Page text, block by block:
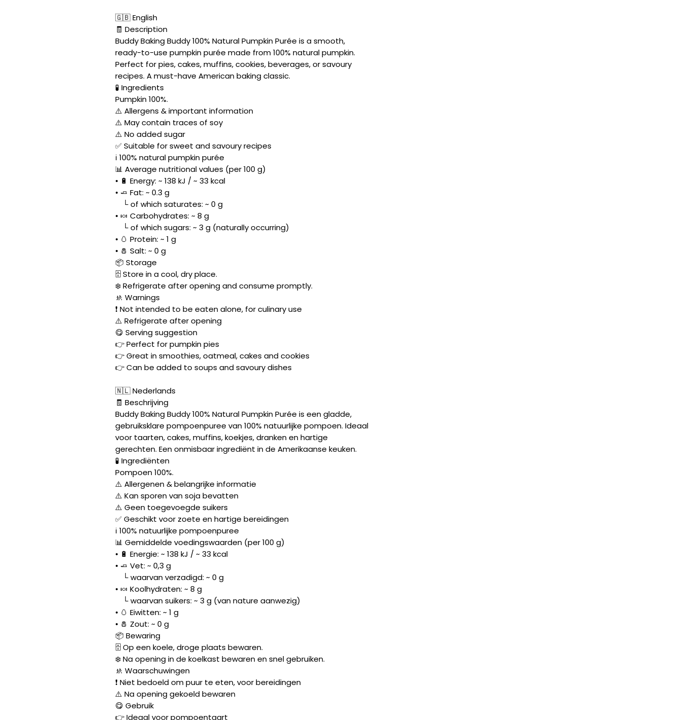
🇬🇧 English
🧾 Description
Buddy Baking Buddy 100% Natural Pumpkin Purée is a smooth,
ready-to-use pumpkin purée made from 100% natural pumpkin.
Perfect for pies, cakes, muffins, cookies, beverages, or savoury
recipes. A must-have American baking classic.
🧪 Ingredients
Pumpkin 100%.
⚠️ Allergens & important information
⚠️ May contain traces of soy
⚠️ No added sugar
✅ Suitable for sweet and savoury recipes
ℹ️ 100% natural pumpkin purée
📊 Average nutritional values (per 100 g)
• 🔋 Energy: ~ 138 kJ / ~ 33 kcal
• 🧈 Fat: ~ 0.3 g
└ of which saturates: ~ 0 g
• 🍬 Carbohydrates: ~ 8 g
└ of which sugars: ~ 3 g (naturally occurring)
• 🥚 Protein: ~ 1 g
• 🧂 Salt: ~ 0 g
📦 Storage
🗄️ Store in a cool, dry place.
❄️ Refrigerate after opening and consume promptly.
🚸 Warnings
❗ Not intended to be eaten alone, for culinary use
⚠️ Refrigerate after opening
😋 Serving suggestion
👉 Perfect for pumpkin pies
👉 Great in smoothies, oatmeal, cakes and cookies
👉 Can be added to soups and savoury dishes
🇳🇱 Nederlands
🧾 Beschrijving
Buddy Baking Buddy 100% Natural Pumpkin Purée is een gladde,
gebruiksklare pompoenpuree van 100% natuurlijke pompoen. Ideaal
voor taarten, cakes, muffins, koekjes, dranken en hartige
gerechten. Een onmisbaar ingrediënt in de Amerikaanse keuken.
🧪 Ingrediënten
Pompoen 100%.
⚠️ Allergenen & belangrijke informatie
⚠️ Kan sporen van soja bevatten
⚠️ Geen toegevoegde suikers
✅ Geschikt voor zoete en hartige bereidingen
ℹ️ 100% natuurlijke pompoenpuree
📊 Gemiddelde voedingswaarden (per 100 g)
• 🔋 Energie: ~ 138 kJ / ~ 33 kcal
• 🧈 Vet: ~ 0,3 g
└ waarvan verzadigd: ~ 0 g
• 🍬 Koolhydraten: ~ 8 g
└ waarvan suikers: ~ 3 g (van nature aanwezig)
• 🥚 Eiwitten: ~ 1 g
• 🧂 Zout: ~ 0 g
📦 Bewaring
🗄️ Op een koele, droge plaats bewaren.
❄️ Na opening in de koelkast bewaren en snel gebruiken.
🚸 Waarschuwingen
❗ Niet bedoeld om puur te eten, voor bereidingen
⚠️ Na opening gekoeld bewaren
😋 Gebruik
👉 Ideaal voor pompoentaart